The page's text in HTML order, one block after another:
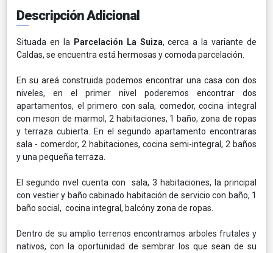
Descripción Adicional
Situada en la Parcelación La Suiza, cerca a la variante de
Caldas, se encuentra está hermosas y comoda parcelación.
En su areá construida podemos encontrar una casa con dos
niveles, en el primer nivel poderemos encontrar dos
apartamentos, el primero con sala, comedor, cocina integral
con meson de marmol, 2 habitaciones, 1 baño, zona de ropas
y terraza cubierta. En el segundo apartamento encontraras
sala - comerdor, 2 habitaciones, cocina semi-integral, 2 baños
y una pequeña terraza.
El segundo nvel cuenta con sala, 3 habitaciones, la principal
con vestier y baño cabinado habitación de servicio con baño, 1
baño social, cocina integral, balcóny zona de ropas.
Dentro de su amplio terrenos encontramos arboles frutales y
nativos, con la oportunidad de sembrar los que sean de su